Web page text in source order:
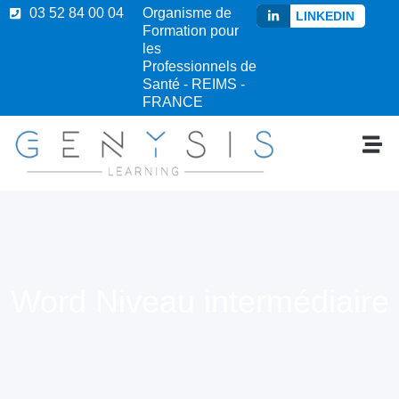
03 52 84 00 04
Organisme de
Formation pour
les
Professionnels de
Santé - REIMS -
FRANCE
LINKEDIN